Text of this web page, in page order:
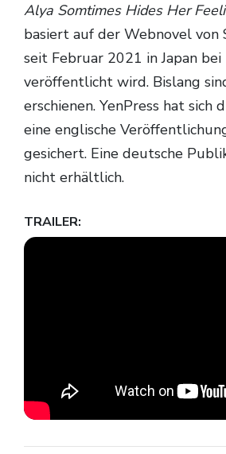
Alya Somtimes Hides Her
basiert auf der Webnovel von
seit Februar 2021 in Japan bei
veröffentlicht wird. Bislang
erschienen. YenPress hat sich
eine englische
gesichert. Eine deutsche
nicht erhältlich.
TRAILER: